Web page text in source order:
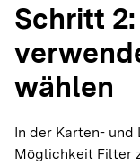
Schritt
wählen
In der Karten-
Möglichkeit Filter